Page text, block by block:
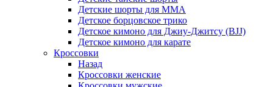
Детские шорты для ММА
Детское борцовское трико
Детское кимоно для Джиу-Джитсу (BJJ)
Детское кимоно для карате
Кроссовки
Назад
Кроссовки женские